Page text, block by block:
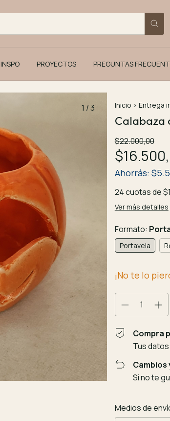
INSPO PROYECTOS PREGUNTAS
1 /3 Inicio > Entrega
Calabaza
$22.000,00
Ahorrás:
24cuotas de
Ver más detalles
Formato:
Portavela
¡No te lo
Compra
Tus
Cambios
Si no te
Entregas para el
Medios de